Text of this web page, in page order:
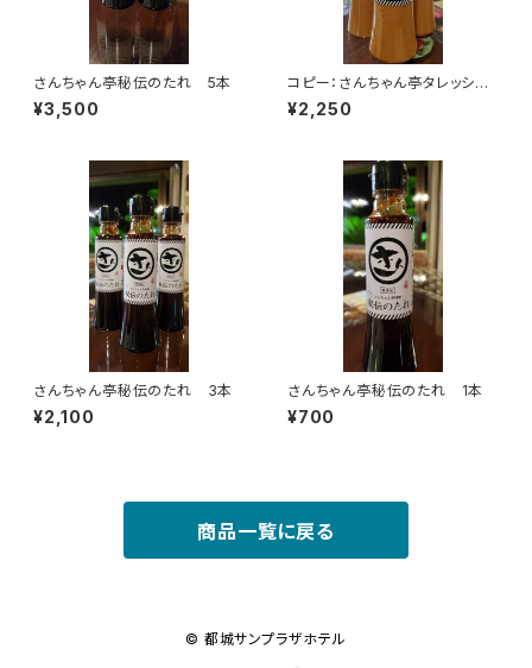
さんちゃん亭秘伝のたれ 5本
¥3,500
コピー：さんちゃん亭タレッシン
グ 3本
¥2,250
さんちゃん亭秘伝のたれ 3本
¥2,100
さんちゃん亭秘伝のたれ 1本
¥700
商品一覧に戻る
© 都城サンプラザホテル